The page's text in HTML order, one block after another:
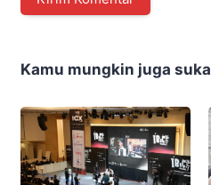
Kamu mungkin juga suka